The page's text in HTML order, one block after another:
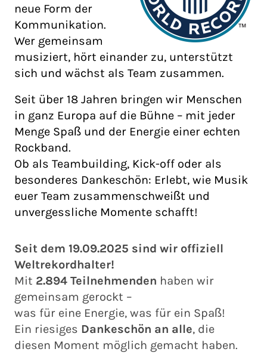
neue Form der
Kommunikation.
Wer gemeinsam
musiziert, hört einander zu, unterstützt
sich und wächst als Team zusammen.
Seit über 18 Jahren bringen wir Menschen
in ganz Europa auf die Bühne – mit jeder
Menge Spaß und der Energie einer echten
Rockband.
Ob als Teambuilding, Kick-off oder als
besonderes Dankeschön: Erlebt, wie Musik
euer Team zusammenschweißt und
unvergessliche Momente schafft!
Seit dem 19.09.2025 sind wir offiziell
Weltrekordhalter!
Mit 2.894 Teilnehmenden haben wir
gemeinsam gerockt –
was für eine Energie, was für ein Spaß!
Ein riesiges Dankeschön an alle, die
diesen Moment möglich gemacht haben.